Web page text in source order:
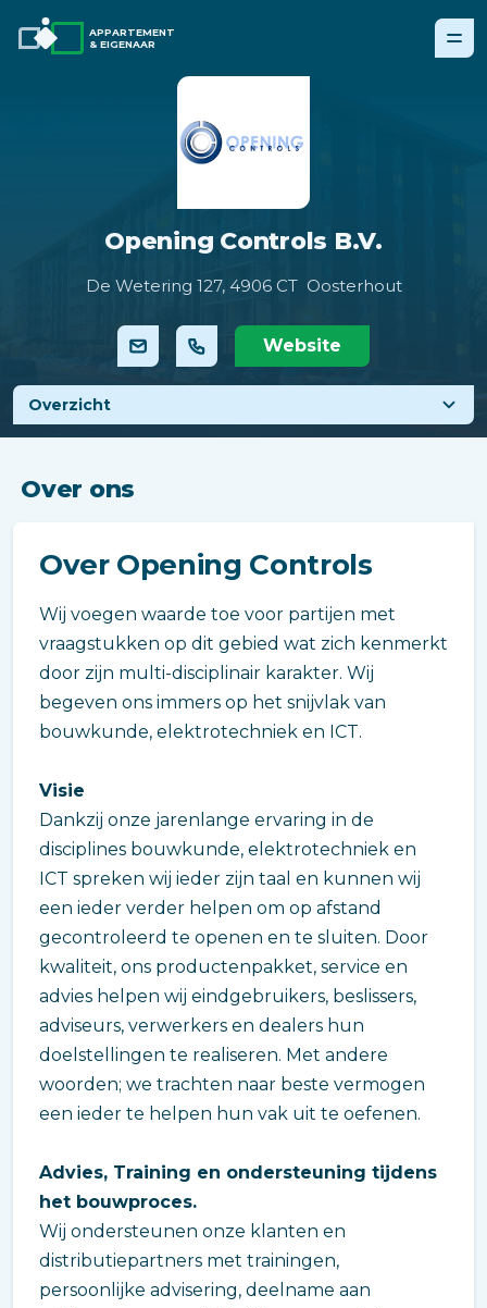
APPARTEMENT
& EIGENAAR
Opening Controls B.V.
De Wetering 127, 4906 CT Oosterhout
Website
Overzicht
Over ons
Over Opening Controls
Wij voegen waarde toe voor partijen met
vraagstukken op dit gebied wat zich kenmerkt
door zijn multi-disciplinair karakter. Wij
begeven ons immers op het snijvlak van
bouwkunde, elektrotechniek en ICT.
Visie
Dankzij onze jarenlange ervaring in de
disciplines bouwkunde, elektrotechniek en
ICT spreken wij ieder zijn taal en kunnen wij
een ieder verder helpen om op afstand
gecontroleerd te openen en te sluiten. Door
kwaliteit, ons productenpakket, service en
advies helpen wij eindgebruikers, beslissers,
adviseurs, verwerkers en dealers hun
doelstellingen te realiseren. Met andere
woorden; we trachten naar beste vermogen
een ieder te helpen hun vak uit te oefenen.
Advies, Training en ondersteuning tijdens
het bouwproces.
Wij ondersteunen onze klanten en
distributiepartners met trainingen,
persoonlijke advisering, deelname aan